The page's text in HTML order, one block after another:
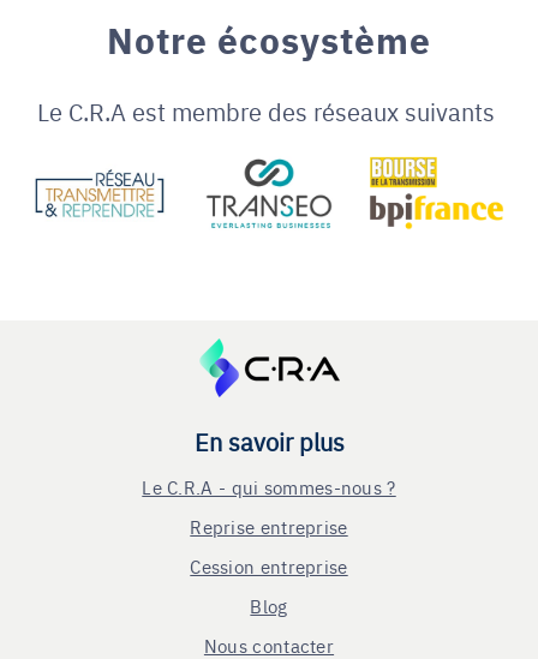
Notre écosystème
Le C.R.A est membre des réseaux suivants
En savoir plus
Le C.R.A - qui sommes-nous ?
Reprise entreprise
Cession entreprise
Blog
Nous contacter